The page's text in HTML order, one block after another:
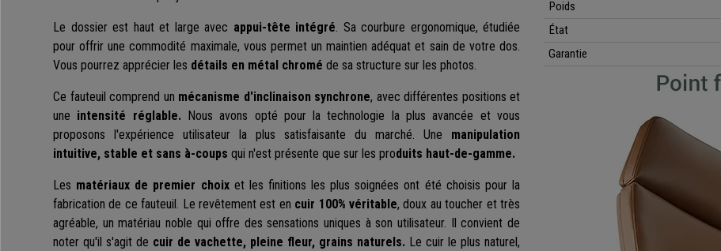
Le dossier est haut et large avec appui-tête intégré. Sa courbure ergonomique, étudiée
pour offrir une commodité maximale, vous permet un maintien adéquat et sain de votre dos.
Vous pourrez apprécier les détails en métal chromé de sa structure sur les photos.
Ce fauteuil comprend un mécanisme d'inclinaison synchrone, avec différentes positions et
une intensité réglable. Nous avons opté pour la technologie la plus avancée et vous
proposons l'expérience utilisateur la plus satisfaisante du marché. Une manipulation
intuitive, stable et sans à-coups qui n'est présente que sur les produits haut-de-gamme.
Les matériaux de premier choixet les finitions les plus soignées ont été choisis pour la
fabrication de ce fauteuil. Le revêtement est en cuir 100% véritable, doux au toucher et très
agréable, un matériau noble qui offre des sensations uniques à son utilisateur. Il convient de
noter qu'il s'agit de cuir de vachette, pleine fleur, grains naturels. Le cuir le plus naturel,
Poids
État
Garantie